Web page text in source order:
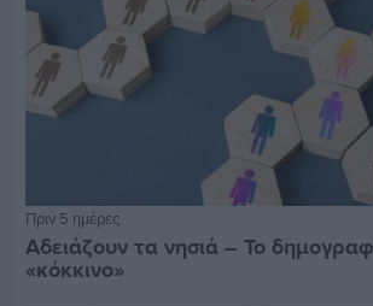
Πριν 5 ημέρες
Αδειάζουν τα νησιά – Το
«κόκκινο»